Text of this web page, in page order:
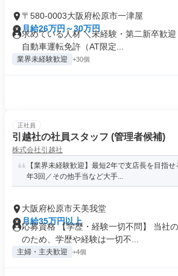
〒580-0003大阪府松原市一津屋
月給26万円～30万円
求めている人材 ＼未経験・第二新卒歓迎
自動車運転免許（AT限定...
業界未経験歓迎 +30個
正社員
引越社の社員スタッフ (管理者候補)
株式会社引越社
【業界未経験歓迎】最短2年で支店長を目指
年3回／その他手当など大手...
大阪府松原市天美我堂
月給35万円以上
応募資格 【学歴・経験一切不問】 当社
のため、学歴や経験は一切不...
主婦・主夫歓迎 +4個